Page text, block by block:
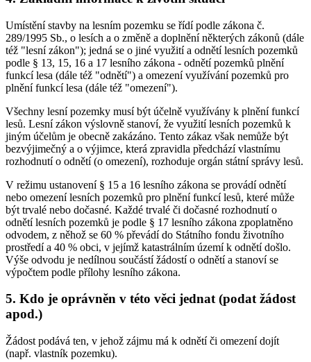
Umístění stavby na lesním pozemku se řídí podle zákona č.
289/1995 Sb., o lesích a o změně a doplnění některých zákonů (dále
též "lesní zákon"); jedná se o jiné využití a odnětí lesních pozemků
podle § 13, 15, 16 a 17 lesního zákona - odnětí pozemků plnění
funkcí lesa (dále též "odnětí") a omezení využívání pozemků pro
plnění funkcí lesa (dále též "omezení").
Všechny lesní pozemky musí být účelně využívány k plnění funkcí
lesů. Lesní zákon výslovně stanoví, že využití lesních pozemků k
jiným účelům je obecně zakázáno. Tento zákaz však nemůže být
bezvýjimečný a o výjimce, která zpravidla předchází vlastnímu
rozhodnutí o odnětí (o omezení), rozhoduje orgán státní správy lesů.
V režimu ustanovení § 15 a 16 lesního zákona se provádí odnětí
nebo omezení lesních pozemků pro plnění funkcí lesů, které může
být trvalé nebo dočasné. Každé trvalé či dočasné rozhodnutí o
odnětí lesních pozemků je podle § 17 lesního zákona zpoplatněno
odvodem, z něhož se 60 % převádí do Státního fondu životního
prostředí a 40 % obci, v jejímž katastrálním území k odnětí došlo.
Výše odvodu je nedílnou součástí žádostí o odnětí a stanoví se
výpočtem podle přílohy lesního zákona.
5. Kdo je oprávněn v této věci jednat (podat žádost
apod.)
Žádost podává ten, v jehož zájmu má k odnětí či omezení dojít
(např. vlastník pozemku).